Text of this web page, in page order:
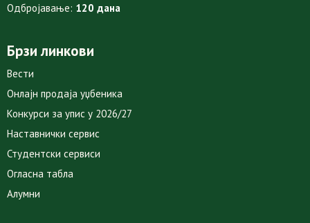
Одбројавање: 120 дана
Брзи линкови
Вести
Онлајн продаја уџбеника
Конкурси за упис у 2026/27
Наставнички сервис
Студентски сервиси
Огласна табла
Алумни